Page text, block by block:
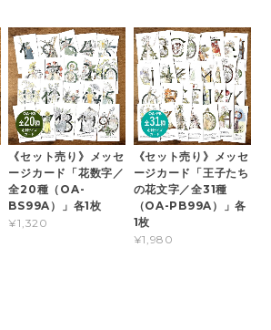
《セット売り》メッセ
ージカード「花数字／
全20種（OA-
BS99A）」各1枚
¥1,320
《セット売り》メッセ
ージカード「王子たち
の花文字／全31種
（OA-PB99A）」各
1枚
¥1,980